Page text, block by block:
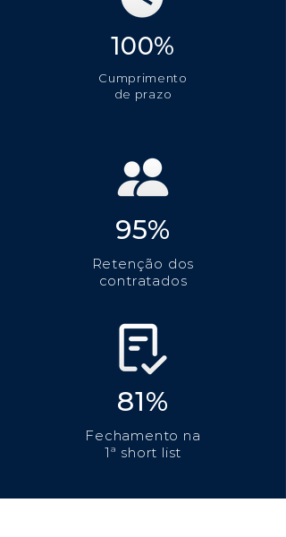
100%
Cumprimento
de prazo
95%
Retenção dos
contratados
81%
Fechamento na
1ª short list